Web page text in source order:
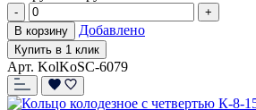
-
+
В корзину
Добавлено
Купить в 1 клик
Арт. KolKoSC-6079